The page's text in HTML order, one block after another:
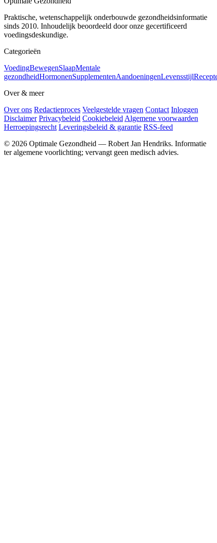
Praktische, wetenschappelijk onderbouwde gezondheidsinformatie
sinds 2010. Inhoudelijk beoordeeld door onze gecertificeerd
voedingsdeskundige.
Categorieën
VoedingBewegenSlaapMentale
gezondheidHormonenSupplementenAandoeningenLevensstijl
Over & meer
Over ons Redactieproces Veelgestelde vragen Contact Inloggen
Disclaimer Privacybeleid Cookiebeleid Algemene voorwaarden
Herroepingsrecht Leveringsbeleid & garantie RSS-feed
© 2026 Optimale Gezondheid — Robert Jan Hendriks. Informatie
ter algemene voorlichting; vervangt geen medisch advies.